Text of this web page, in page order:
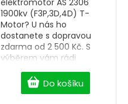
Do košíku
elektromotor AS 2306
1900kv (F3P,3D,4D) T-
Motor? U nás ho
dostanete s dopravou
zdarma od 2 500 Kč. S
výběrem vám rádi
pomůžeme. Rozměr
28x20mm.